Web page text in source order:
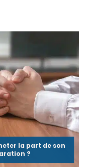
la part de son
?